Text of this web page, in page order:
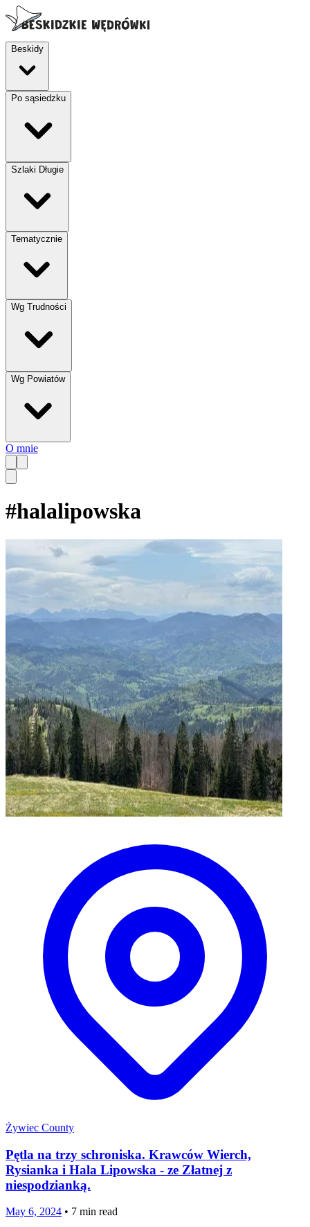
Beskidy
Po sąsiedzku
Szlaki Długie
Tematycznie
Wg Trudności
Wg Powiatów
O mnie
#halalipowska
Żywiec County
Pętla na trzy schroniska. Krawców Wierch,
Rysianka i Hala Lipowska - ze Złatnej z
niespodzianką.
May 6, 2024 • 7 min read